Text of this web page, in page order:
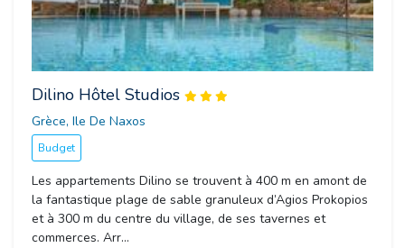
Dilino Hôtel Studios
Grèce, Ile De Naxos
Budget
Les appartements Dilino se trouvent à 400 m en amont de
la fantastique plage de sable granuleux d’Agios Prokopios
et à 300 m du centre du village, de ses tavernes et
commerces. Arr...